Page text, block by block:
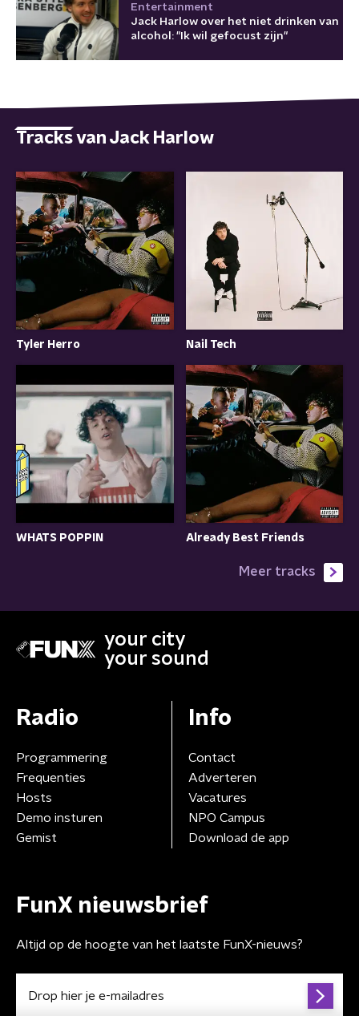
Entertainment
Jack Harlow over het niet drinken van
alcohol: "Ik wil gefocust zijn"
Tracks van Jack Harlow
Tyler Herro Nail Tech
WHATS POPPIN Already Best Friends
Meer tracks
your city
your sound
Radio
Programmering
Frequenties
Hosts
Demo insturen
Gemist
Info
Contact
Adverteren
Vacatures
NPO Campus
Download de app
FunX nieuwsbrief
Altijd op de hoogte van het laatste FunX-nieuws?